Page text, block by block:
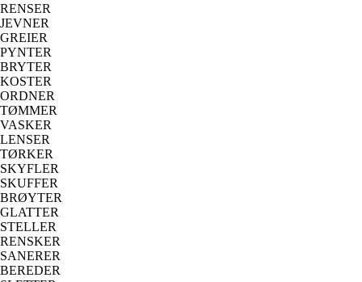
RENSER
JEVNER
GREIER
PYNTER
BRYTER
KOSTER
ORDNER
TØMMER
VASKER
LENSER
TØRKER
SKYFLER
SKUFFER
BRØYTER
GLATTER
STELLER
RENSKER
SANERER
BEREDER